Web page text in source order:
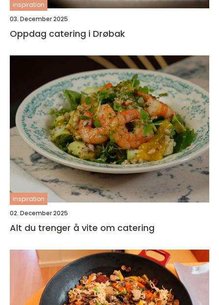
inspiration
03. December 2025
Oppdag catering i Drøbak
inspiration
02. December 2025
Alt du trenger å vite om catering